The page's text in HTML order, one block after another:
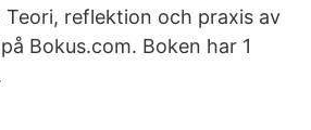
Teori, reflektion och praxis av
Bokus.com. Boken har 1